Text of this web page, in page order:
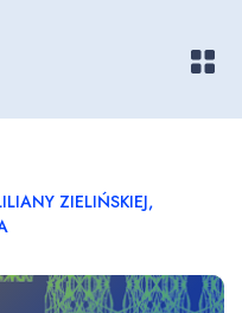
ZIELIŃSKIEJ,